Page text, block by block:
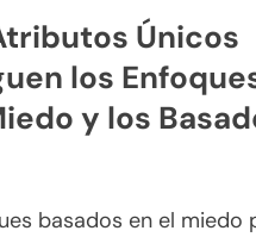
Únicos
los
y los
basados en el miedo